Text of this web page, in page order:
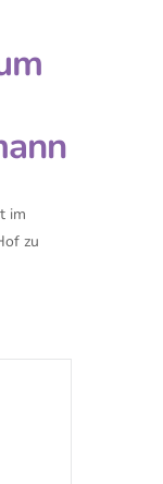
im
zu